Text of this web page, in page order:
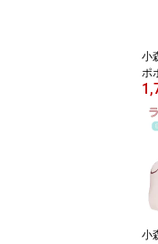
小
ポ
プ
本製
小